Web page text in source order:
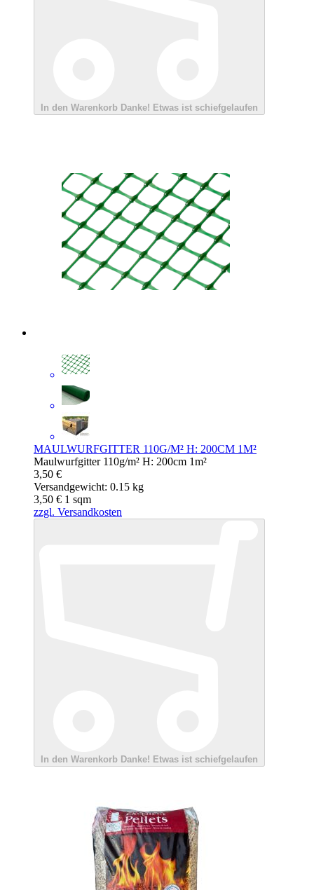
In den Warenkorb Danke! Etwas ist schiefgelaufen
MAULWURFGITTER 110G/M² H: 200CM 1M²
Maulwurfgitter 110g/m² H: 200cm 1m²
3,50 €
Versandgewicht: 0.15 kg
3,50 € 1 sqm
zzgl. Versandkosten
In den Warenkorb Danke! Etwas ist schiefgelaufen